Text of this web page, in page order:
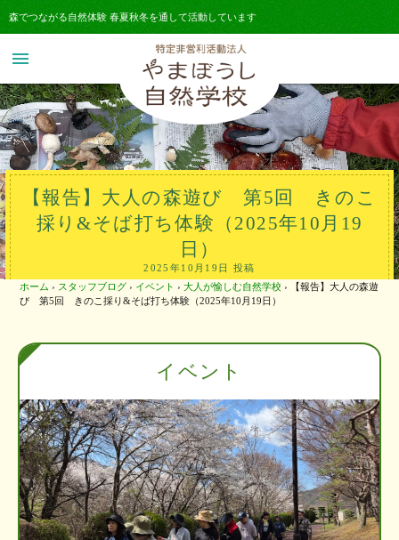
森でつながる自然体験 春夏秋冬を通して活動しています
menu
【報告】大人の森遊び 第5回 きのこ
採り&そば打ち体験（2025年10月19
日）
2025年10月19日 投稿
ホーム › スタッフブログ › イベント › 大人が愉しむ自然学校 › 【報告】大人の森遊
び 第5回 きのこ採り&そば打ち体験（2025年10月19日）
イベント